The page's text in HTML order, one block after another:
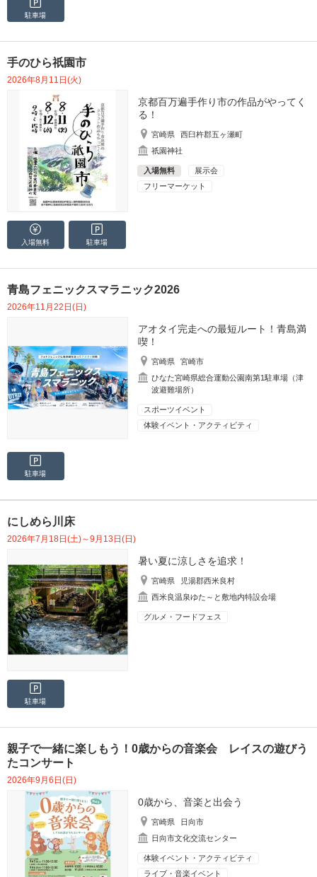
駐車場
手のひら祇園市
2026年8月11日(火)
京都百万遍手作り市の作品がやってく
る！
宮崎県
西臼杵郡五ヶ瀬町
祇園神社
入場無料
展示会
フリーマーケット
入場無料 駐車場
青島フェニックスマラニック2026
2026年11月22日(日)
アオタイ完走への最短ルート！青島満
喫！
宮崎県
宮崎市
ひなた宮崎県総合運動公園南第1駐車場（津
波避難場所）
スポーツイベント
体験イベント・アクティビティ
駐車場
にしめら川床
2026年7月18日(土)～9月13日(日)
暑い夏に涼しさを追求！
宮崎県
児湯郡西米良村
西米良温泉ゆた～と敷地内特設会場
グルメ・フードフェス
駐車場
親子で一緒に楽しもう！0歳からの音楽会 レイスの遊びう
たコンサート
2026年9月6日(日)
0歳から、音楽と出会う
宮崎県
日向市
日向市文化交流センター
体験イベント・アクティビティ
ライブ・音楽イベント